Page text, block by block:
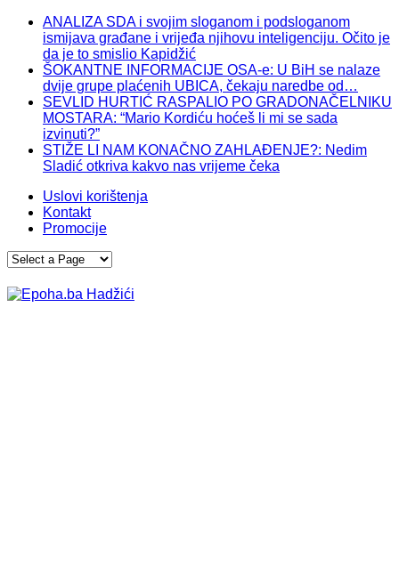
ANALIZA SDA i svojim sloganom i podsloganom
ismijava građane i vrijeđa njihovu inteligenciju. Očito je
da je to smislio Kapidžić
ŠOKANTNE INFORMACIJE OSA-e: U BiH se nalaze
dvije grupe plaćenih UBICA, čekaju naredbe od…
SEVLID HURTIĆ RASPALIO PO GRADONAČELNIKU
MOSTARA: “Mario Kordiću hoćeš li mi se sada
izvinuti?”
STIŽE LI NAM KONAČNO ZAHLAĐENJE?: Nedim
Sladić otkriva kakvo nas vrijeme čeka
Uslovi korištenja
Kontakt
Promocije